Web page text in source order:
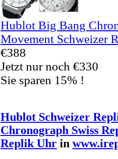
Hublot Big Bang
Movement Schweizer
€388
Jetzt nur noch €330
Sie sparen 15% !
Hublot Schweizer
Chronograph Swiss
Replik Uhr in